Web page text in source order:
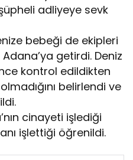
adliyeye sevk
bebeği de ekipleri
getirdi. Deniz
kontrol edildikten
belirlendi ve
cinayeti işlediği
işlettiği öğrenildi.